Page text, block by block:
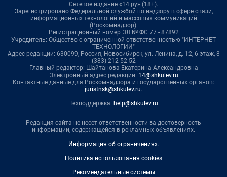
Сетевое издание «14.ру» (18+).
Зарегистрировано Федеральной службой по надзору в сфере связи,
информационных технологий и массовых коммуникаций
(Роскомнадзор).
Регистрационный номер ЭЛ № ФС 77 - 87892
Учредитель: Общество с ограниченной ответственностью "ИНТЕРНЕТ
ТЕХНОЛОГИИ"
Адрес редакции: 630099, Россия, Новосибирск, ул. Ленина, д. 12, 6 этаж, 8
(383) 212-52-52
Главный редактор: Шайтанова Екатерина Александровна
Электронный адрес редакции: 14@shkulev.ru
Контактные данные для Роскомнадзора и государственных органов:
juristnsk@shkulev.ru.
Техподдержка: help@shkulev.ru
Редакция сайта не несет ответственности за достоверность
информации, содержащейся в рекламных объявлениях.
Информация об ограничениях.
Политика использования cookies
Рекомендательные системы